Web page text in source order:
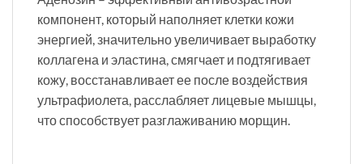
компонент, который наполняет клетки кожи
энергией, значительно увеличивает выработку
коллагена и эластина, смягчает и подтягивает
кожу, восстанавливает ее после воздействия
ультрафиолета, расслабляет лицевые мышцы,
что способствует разглаживанию морщин.